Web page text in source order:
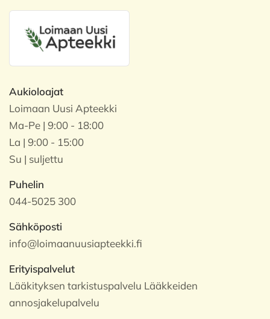
Aukioloajat
Loimaan Uusi Apteekki
Ma-Pe | 9:00 - 18:00
La | 9:00 - 15:00
Su | suljettu
Puhelin
044-5025 300
Sähköposti
info@loimaanuusiapteekki.fi
Erityispalvelut
Lääkityksen tarkistuspalvelu Lääkkeiden
annosjakelupalvelu